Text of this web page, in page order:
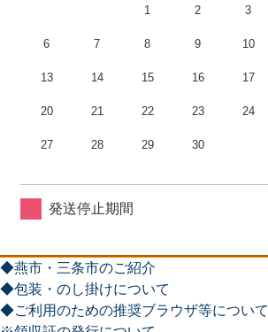
1 2 3
6 7 8 9 10
13 14 15 16 17
20 21 22 23 24
27 28 29 30
発送停止期間
◆燕市・三条市のご紹介
◆包装・のし掛けについて
◆ご利用のための推奨ブラウザ等について